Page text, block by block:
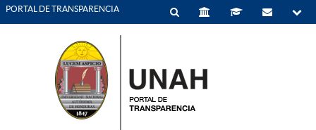
PORTAL DE TRANSPARENCIA